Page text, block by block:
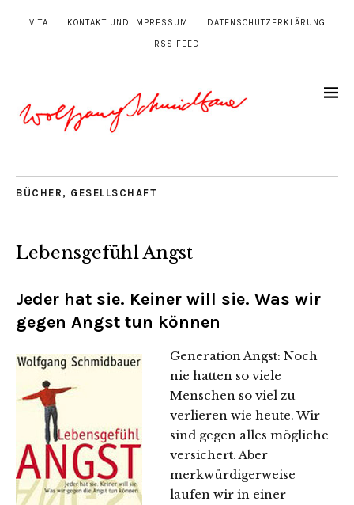
VITA KONTAKT UND IMPRESSUM DATENSCHUTZERKLÄRUNG
RSS FEED
BÜCHER , GESELLSCHAFT
Lebensgefühl Angst
Jeder hat sie. Keiner will sie. Was wir
gegen Angst tun können
Generation Angst: Noch
nie hatten so viele
Menschen so viel zu
verlieren wie heute. Wir
sind gegen alles mögliche
versichert. Aber
merkwürdigerweise
laufen wir in einer